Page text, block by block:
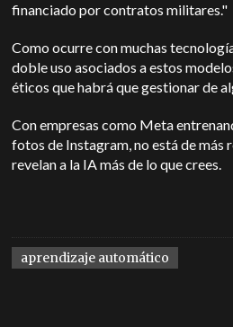
financiado por contratos militares."
Como ocurre con muchas
doble uso asociados a estos
éticos que habrá que gestionar de
Con empresas como Meta
fotos de Instagram, no está de más
revelan a la IA más de lo que crees.
aprendizaje automático